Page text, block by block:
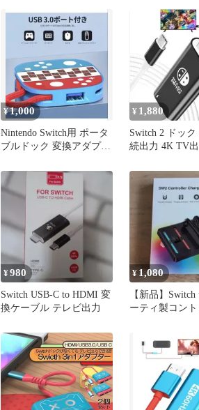
¥1,000
Nintendo Switch用 ポータ
ブルドック 変換アダプタ
¥ 1,880
Switch 2 ドッ
続出力 4K TV出
¥980
Switch USB-C to HDMI 変
換ケーブル テレビ出力
¥ 1,080
【新品】
ーティ製コン